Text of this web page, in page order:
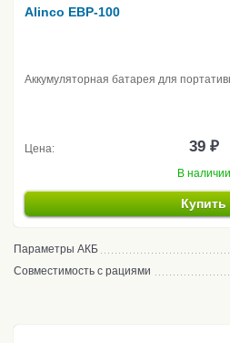
Alinco EBP-100
Аккумуляторная батарея для
Цена: 39 ₽
В наличии
Купить
Параметры АКБ
Совместимость с рациями